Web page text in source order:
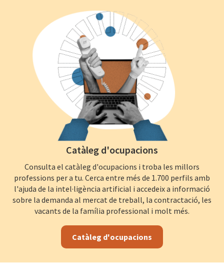
Catàleg d'ocupacions
Consulta el catàleg d'ocupacions i troba les millors
professions per a tu. Cerca entre més de 1.700 perfils amb
l'ajuda de la intel·ligència artificial i accedeix a informació
sobre la demanda al mercat de treball, la contractació, les
vacants de la família professional i molt més.
Catàleg d'ocupacions